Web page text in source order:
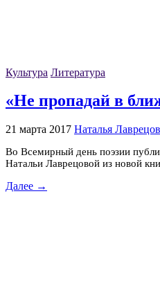
Культура Литература
«Не пропадай в
21 марта 2017 Наталья
Во Всемирный день поэзии
Натальи Лаврецовой из новой
Далее →